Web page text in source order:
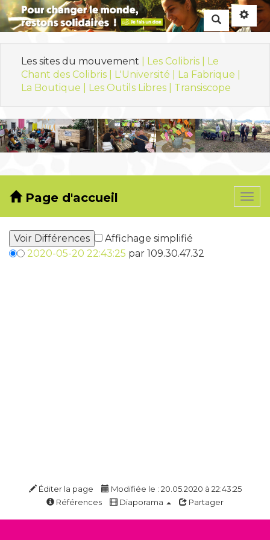
Rechercher
Les sites du mouvement | Les Colibris | Le
Chant des Colibris | L'Université | La Fabrique |
La Boutique | Les Outils Libres | Transiscope
Page d'accueil
Affichage simplifié
2020-05-20 22:43:25 par 109.30.47.32
Éditer la page
Modifiée le : 20.05.2020 à 22:43:25
Références
Diaporama Partager